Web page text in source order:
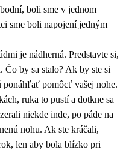
boli sme v jednom
sme boli napojení jedným
je nádherná. Predstavte si,
Čo by sa stalo? Ak by ste si
ponáhľať pomôcť vašej nohe.
ruka to pustí a dotkne sa
niekde inde, po páde na
nohu. Ak ste kráčali,
len aby bola blízko pri